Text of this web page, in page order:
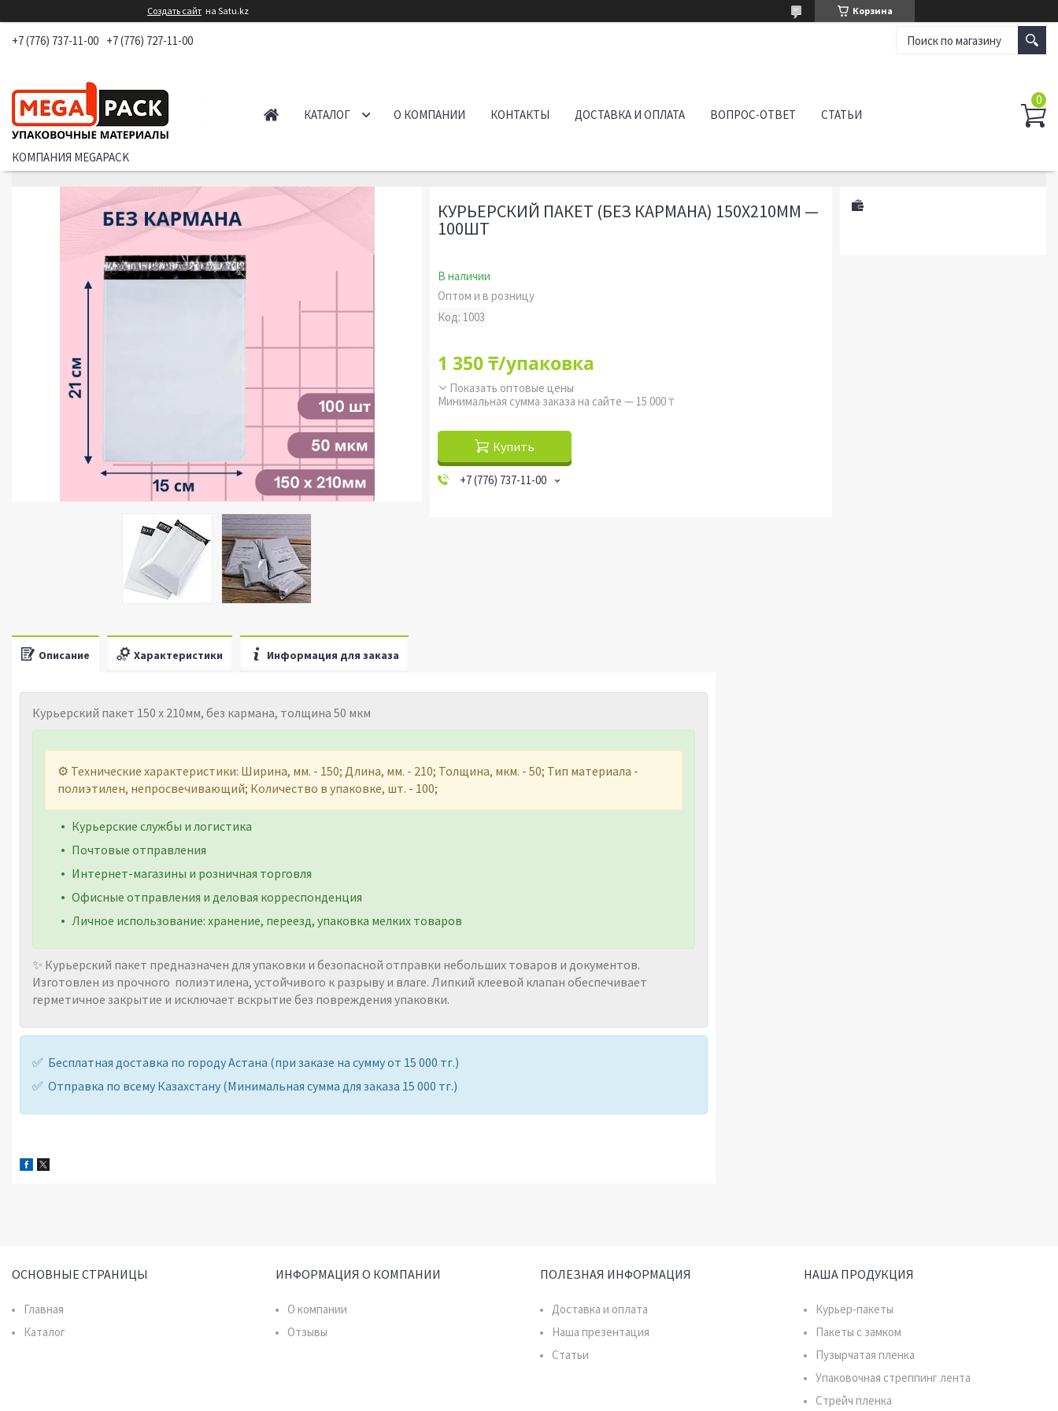
Создать сайт на Satu.kz Корзина
+7 (776) 737-11-00 +7 (776) 727-11-00
КОМПАНИЯ MEGAPACK
КАТАЛОГ О КОМПАНИИ КОНТАКТЫ ДОСТАВКА И ОПЛАТА ВОПРОС-ОТВЕТ СТАТЬИ
КУРЬЕРСКИЙ ПАКЕТ (БЕЗ КАРМАНА) 150Х210ММ —
100ШТ
В наличии
Оптом и в розницу
Код: 1003
1 350 ₸/упаковка
Показать оптовые цены
Минимальная сумма заказа на сайте — 15 000 ₸
Купить
+7 (776) 737-11-00
Описание Характеристики Информация для заказа
Курьерский пакет 150 х 210мм, без кармана, толщина 50 мкм
⚙️ Технические характеристики: Ширина, мм. - 150; Длина, мм. - 210; Толщина, мкм. - 50; Тип материала -
полиэтилен, непросвечивающий; Количество в упаковке, шт. - 100;
Курьерские службы и логистика
Почтовые отправления
Интернет-магазины и розничная торговля
Офисные отправления и деловая корреспонденция
Личное использование: хранение, переезд, упаковка мелких товаров
✨ Курьерский пакет предназначен для упаковки и безопасной отправки небольших товаров и документов.
Изготовлен из прочного полиэтилена, устойчивого к разрыву и влаге. Липкий клеевой клапан обеспечивает
герметичное закрытие и исключает вскрытие без повреждения упаковки.
✅ Бесплатная доставка по городу Астана (при заказе на сумму от 15 000 тг.)
✅ Отправка по всему Казахстану (Минимальная сумма для заказа 15 000 тг.)
ОСНОВНЫЕ СТРАНИЦЫ
Главная
Каталог
ИНФОРМАЦИЯ О КОМПАНИИ
О компании
Отзывы
ПОЛЕЗНАЯ ИНФОРМАЦИЯ
Доставка и оплата
Наша презентация
Статьи
НАША ПРОДУКЦИЯ
Курьер-пакеты
Пакеты с замком
Пузырчатая пленка
Упаковочная стреппинг лента
Стрейч пленка